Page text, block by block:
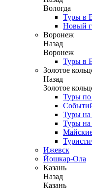
Вологда
Туры в
Новый
Воронеж
Назад
Воронеж
Туры в
Золотое
Назад
Золотое
Туры по
Туры
Туры
Ижевск
Йошкар-Ола
Казань
Назад
Казань